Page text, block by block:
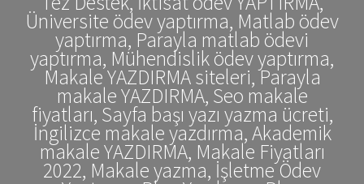
Üniversite ödev yaptırma, Matlab ödev
yaptırma, Parayla matlab ödevi
yaptırma, Mühendislik ödev yaptırma,
Makale YAZDIRMA siteleri, Parayla
makale YAZDIRMA, Seo makale
fiyatları, Sayfa başı yazı yazma ücreti,
İngilizce makale yazdırma, Akademik
makale YAZDIRMA, Makale Fiyatları
2022, Makale yazma, İşletme Ödev